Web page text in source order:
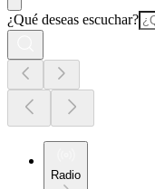
¿Qué deseas escuchar?
Radio